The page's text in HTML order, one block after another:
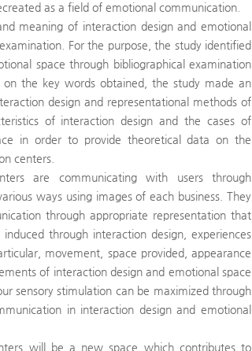
as a field of emotional communication.
meaning of interaction design and emotional
For the purpose, the study identified
space through bibliographical examination
the key words obtained, the study made an
design and representational methods of
of interaction design and the cases of
in order to provide theoretical data on the
centers.
are communicating with users through
ways using images of each business. They
through appropriate representation that
through interaction design, experiences
movement, space provided, appearance
of interaction design and emotional space
sensory stimulation can be maximized through
in interaction design and emotional
will be a new space which contributes to